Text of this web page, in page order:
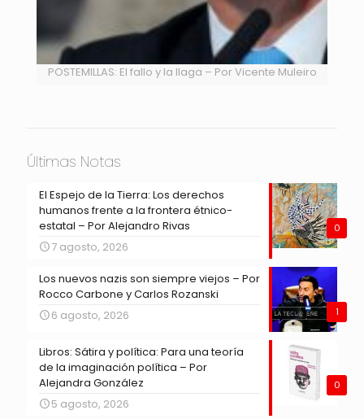
POSTEMILLAS: El fallo y la llaga – Por Vicente Muleiro
Últimas Notas
0
El Espejo de la Tierra: Los derechos
humanos frente a la frontera étnico-
estatal – Por Alejandro Rivas
7 agosto, 2026
1
Los nuevos nazis son siempre viejos – Por
Rocco Carbone y Carlos Rozanski
6 agosto, 2026
0
Libros: Sátira y política: Para una teoría
de la imaginación política – Por
Alejandra González
5 agosto, 2026